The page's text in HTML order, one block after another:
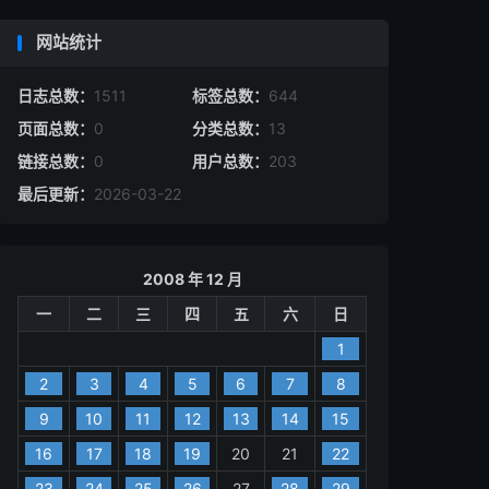
网站统计
日志总数： 1511 标签总数： 644
页面总数： 0 分类总数： 13
链接总数： 0 用户总数： 203
最后更新： 2026-03-22
2008 年 12 月
一
二 三 四 五 六
日
1
2
3 4 5 6 7
8
9
10 11 12 13 14
15
16
17 18 19 20 21
22